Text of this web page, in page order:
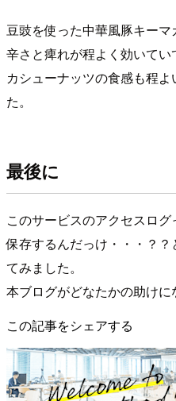
豆豉を使った中華風豚キーマ
辛さと痺れが程よく効いてい
カシューナッツの食感も程
た。
最後に
このサービスのアクセスロ
保存するんだっけ・・・？
てみました。
本ブログがどなたかの助けに
この記事をシェアする